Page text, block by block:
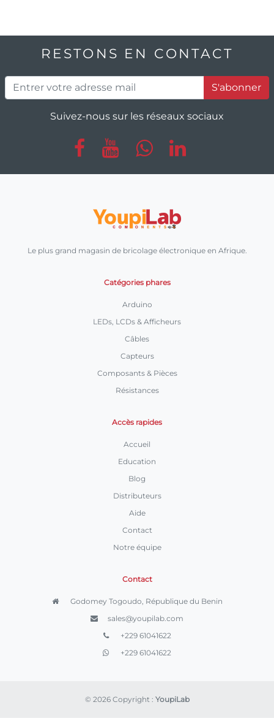
RESTONS EN CONTACT
S'abonner
Suivez-nous sur les réseaux sociaux
Le plus grand magasin de bricolage électronique en Afrique.
Catégories phares
Arduino
LEDs, LCDs & Afficheurs
Câbles
Capteurs
Composants & Pièces
Résistances
Accès rapides
Accueil
Education
Blog
Distributeurs
Aide
Contact
Notre équipe
Contact
Godomey Togoudo, République du Benin
sales@youpilab.com
+229 61041622
+229 61041622
© 2026 Copyright : YoupiLab